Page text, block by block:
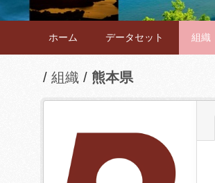
ホーム データセット 組織
組織 熊本県